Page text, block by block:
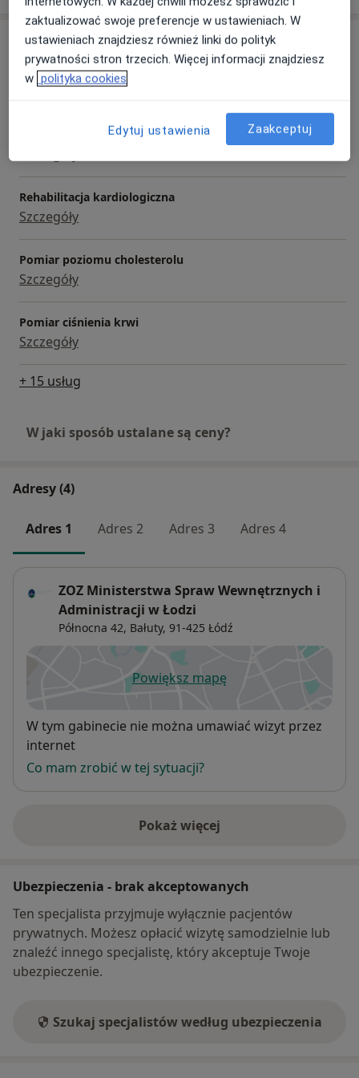
Usługi i ceny
Konsultacja internistyczna
250 zł Szczegóły
Rehabilitacja kardiologiczna
Szczegóły
Pomiar poziomu cholesterolu
Szczegóły
Pomiar ciśnienia krwi
Szczegóły
+ 15 usług
W jaki sposób ustalane są ceny?
Adresy (4)
Adres 1 Adres 2 Adres 3 Adres 4
ZOZ Ministerstwa Spraw Wewnętrznych i
Administracji w Łodzi
Północna 42, Bałuty, 91-425 Łódź
Powiększ mapęotwiera się w nowej karcie
Dostępność
W tym gabinecie nie można umawiać wizyt przez
internet
Co mam zrobić w tej sytuacji?
Pokaż więcej
o adresie
Ubezpieczenia - brak akceptowanych
Ten specjalista przyjmuje wyłącznie pacjentów
prywatnych. Możesz opłacić wizytę samodzielnie lub
znaleźć innego specjalistę, który akceptuje Twoje
ubezpieczenie.
Szukaj specjalistów według ubezpieczenia
zaktualizować swoje preferencje w ustawieniach. W
ustawieniach znajdziesz również linki do polityk
prywatności stron trzecich. Więcej informacji znajdziesz
w polityka cookies
Edytuj ustawienia Zaakceptuj